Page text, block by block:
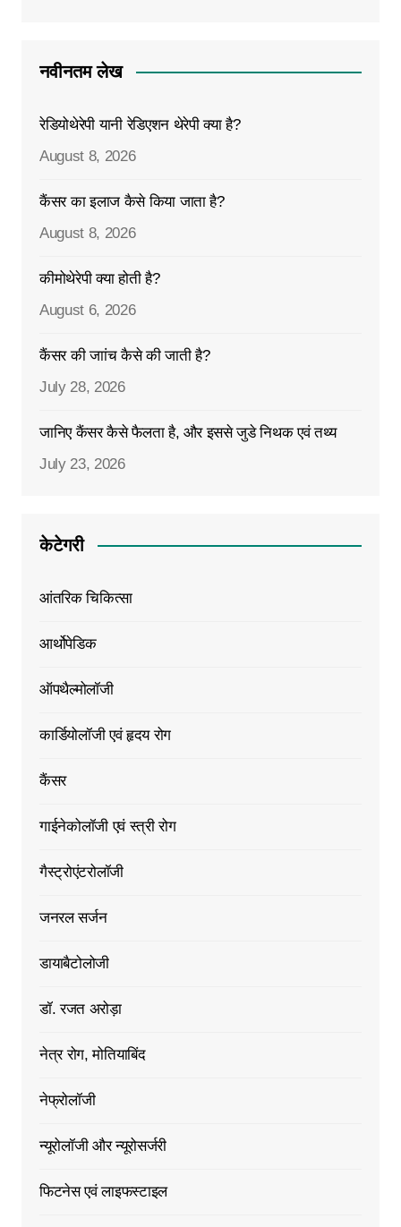
नवीनतम लेख
रेडियोथेरेपी यानी रेडिएशन थेरेपी क्या है?
August 8, 2026
कैंसर का इलाज कैसे किया जाता है?
August 8, 2026
कीमोथेरेपी क्या होती है?
August 6, 2026
कैंसर की जाांच कैसे की जाती है?
July 28, 2026
जानिए कैंसर कैसे फैलता है, और इससे जुडे निथक एवं तथ्य
July 23, 2026
केटेगरी
आंतरिक चिकित्सा
आर्थोपेडिक
ऑपथैल्मोलॉजी
कार्डियोलॉजी एवं हृदय रोग
कैंसर
गाईनेकोलॉजी एवं स्त्री रोग
गैस्ट्रोएंटरोलॉजी
जनरल सर्जन
डायाबैटोलोजी
डॉ. रजत अरोड़ा
नेत्र रोग, मोतियाबिंद
नेफ्रोलॉजी
न्यूरोलॉजी और न्यूरोसर्जरी
फिटनेस एवं लाइफस्टाइल